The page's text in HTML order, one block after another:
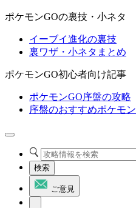
ポケモンGOの裏技・小ネタ
イーブイ進化の裏技
裏ワザ・小ネタまとめ
ポケモンGO初心者向け記事
ポケモンGO序盤の攻略
序盤のおすすめポケモン
検索
ご意見